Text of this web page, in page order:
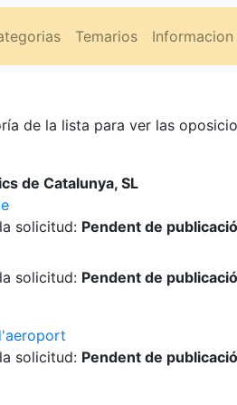
Temarios Informacion
de la lista para ver las
de Catalunya, SL
solicitud: Pendent de
solicitud: Pendent de
solicitud: Pendent de